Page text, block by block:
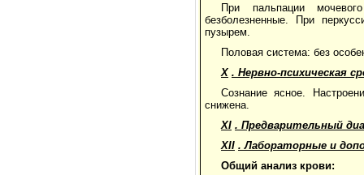
При пальпации
безболезненные. При
пузырем.
Половая система: без
X . Нервно-психическая
Сознание ясное.
снижена.
XI . Предварительный
XII . Лабораторные и
Общий анализ крови: